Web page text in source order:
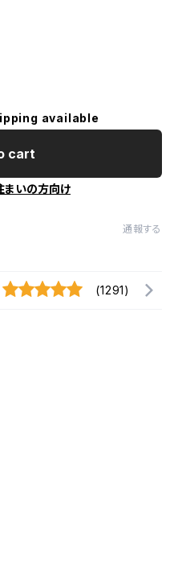
available
cart
まいの方向け
通報する
(1291)